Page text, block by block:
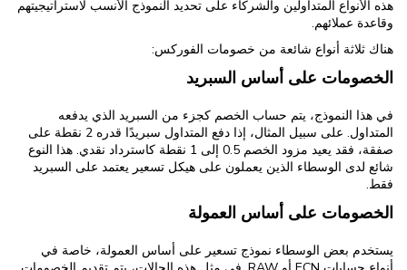
هذه الأنواع المتداولين والشركاء على تحديد النموذج الأنسب لاستراتيجيتهم
وقاعدة عملائهم.
هناك ثلاثة أنواع شائعة من خصومات الفوركس:
الخصومات على أساس السبريد
في هذا النموذج، يتم حساب الخصم كجزء من السبريد الذي يدفعه
المتداول. على سبيل المثال، إذا دفع المتداول سبريدًا قدره 2 نقطة على
صفقة، فقد يعيد مزود الخصم 0.5 إلى 1 نقطة كاسترداد نقدي. هذا النوع
شائع لدى الوسطاء الذين يعملون على هيكل تسعير يعتمد على السبريد
فقط.
الخصومات على أساس العمولة
يستخدم بعض الوسطاء نموذج تسعير على أساس العمولة، خاصة في